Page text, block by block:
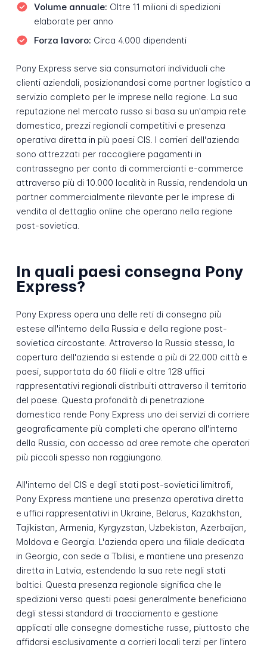
Volume annuale: Oltre 11 milioni di spedizioni
elaborate per anno
Forza lavoro: Circa 4.000 dipendenti
Pony Express serve sia consumatori individuali che
clienti aziendali, posizionandosi come partner logistico a
servizio completo per le imprese nella regione. La sua
reputazione nel mercato russo si basa su un'ampia rete
domestica, prezzi regionali competitivi e presenza
operativa diretta in più paesi CIS. I corrieri dell'azienda
sono attrezzati per raccogliere pagamenti in
contrassegno per conto di commercianti e-commerce
attraverso più di 10.000 località in Russia, rendendola un
partner commercialmente rilevante per le imprese di
vendita al dettaglio online che operano nella regione
post-sovietica.
In quali paesi consegna Pony
Express?
Pony Express opera una delle reti di consegna più
estese all'interno della Russia e della regione post-
sovietica circostante. Attraverso la Russia stessa, la
copertura dell'azienda si estende a più di 22.000 città e
paesi, supportata da 60 filiali e oltre 128 uffici
rappresentativi regionali distribuiti attraverso il territorio
del paese. Questa profondità di penetrazione
domestica rende Pony Express uno dei servizi di corriere
geograficamente più completi che operano all'interno
della Russia, con accesso ad aree remote che operatori
più piccoli spesso non raggiungono.
All'interno del CIS e degli stati post-sovietici limitrofi,
Pony Express mantiene una presenza operativa diretta
e uffici rappresentativi in Ukraine, Belarus, Kazakhstan,
Tajikistan, Armenia, Kyrgyzstan, Uzbekistan, Azerbaijan,
Moldova e Georgia. L'azienda opera una filiale dedicata
in Georgia, con sede a Tbilisi, e mantiene una presenza
diretta in Latvia, estendendo la sua rete negli stati
baltici. Questa presenza regionale significa che le
spedizioni verso questi paesi generalmente beneficiano
degli stessi standard di tracciamento e gestione
applicati alle consegne domestiche russe, piuttosto che
affidarsi esclusivamente a corrieri locali terzi per l'intero